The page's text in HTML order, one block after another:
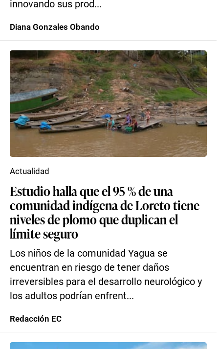
innovando sus prod...
Diana Gonzales Obando
Estudio halla que el 95 % de una
comunidad indígena de Loreto tiene
niveles de plomo que duplican el
límite seguro
Los niños de la comunidad Yagua se
encuentran en riesgo de tener daños
irreversibles para el desarrollo neurológico y
los adultos podrían enfrent...
Actualidad
Redacción EC